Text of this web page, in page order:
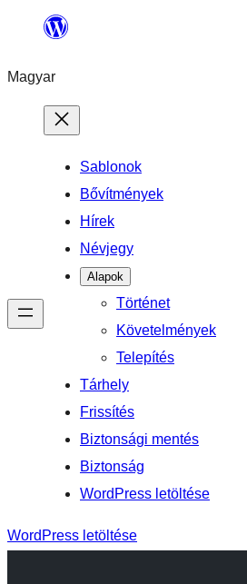
Ugrás
tartalomhoz
Magyar
Sablonok
Bővítmények
Hírek
Névjegy
Alapok
Történet
Követelmények
Telepítés
Tárhely
Frissítés
Biztonsági mentés
Biztonság
WordPress letöltése
WordPress letöltése